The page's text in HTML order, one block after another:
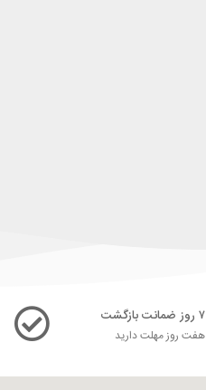
۷ روز ضمانت بازگشت
هفت روز مهلت دارید